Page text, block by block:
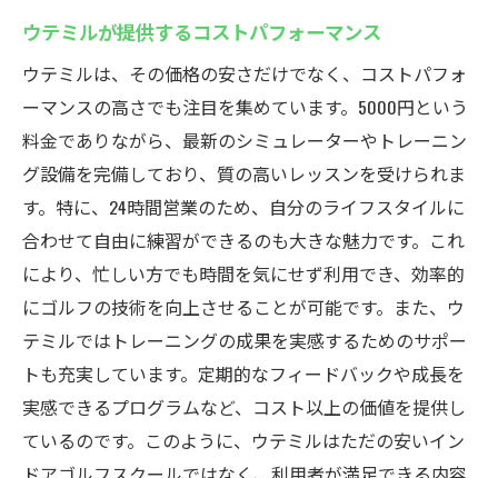
ゴルフ初心者向けプログラムの魅力
初心者が成長するためのサポート環境
安心してスタートできるウテミルの体制
初心者歓迎！ウテミルの親しみやすい雰囲
気
浦安駅近くのウテミルでインドアゴルフを始め
る理由
ウテミルが選ばれる圧倒的な理由
駅近で便利！ウテミルのアクセスの良さ
ウテミルで始めるゴルフの新たな魅力
浦安駅からすぐ！ウテミルの好立地
ウテミルの魅力的なスタートプログラム
ウテミルが提供するコストパフォーマンス
ウテミルは、その価格の安さだけでなく、コストパフォ
ーマンスの高さでも注目を集めています。5000円という
料金でありながら、最新のシミュレーターやトレーニン
グ設備を完備しており、質の高いレッスンを受けられま
す。特に、24時間営業のため、自分のライフスタイルに
合わせて自由に練習ができるのも大きな魅力です。これ
により、忙しい方でも時間を気にせず利用でき、効率的
にゴルフの技術を向上させることが可能です。また、ウ
テミルではトレーニングの成果を実感するためのサポー
トも充実しています。定期的なフィードバックや成長を
実感できるプログラムなど、コスト以上の価値を提供し
ているのです。このように、ウテミルはただの安いイン